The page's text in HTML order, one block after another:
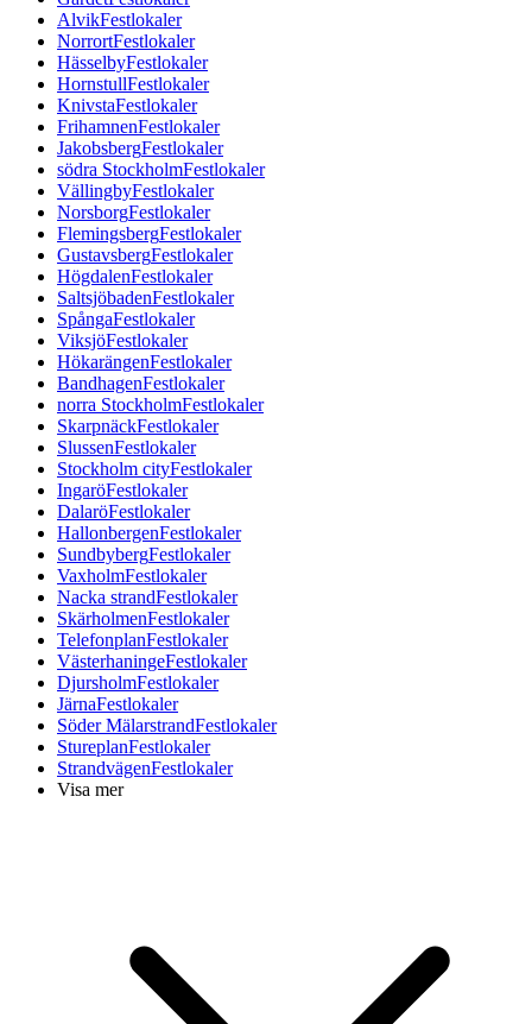
AlvikFestlokaler
NorrortFestlokaler
HässelbyFestlokaler
HornstullFestlokaler
KnivstaFestlokaler
FrihamnenFestlokaler
JakobsbergFestlokaler
södra StockholmFestlokaler
VällingbyFestlokaler
NorsborgFestlokaler
FlemingsbergFestlokaler
GustavsbergFestlokaler
HögdalenFestlokaler
SaltsjöbadenFestlokaler
SpångaFestlokaler
ViksjöFestlokaler
HökarängenFestlokaler
BandhagenFestlokaler
norra StockholmFestlokaler
SkarpnäckFestlokaler
SlussenFestlokaler
Stockholm cityFestlokaler
IngaröFestlokaler
DalaröFestlokaler
HallonbergenFestlokaler
SundbybergFestlokaler
VaxholmFestlokaler
Nacka strandFestlokaler
SkärholmenFestlokaler
TelefonplanFestlokaler
VästerhaningeFestlokaler
DjursholmFestlokaler
JärnaFestlokaler
Söder MälarstrandFestlokaler
StureplanFestlokaler
StrandvägenFestlokaler
Visa mer